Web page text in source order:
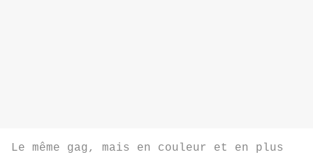
Le même gag, mais en couleur et en plus